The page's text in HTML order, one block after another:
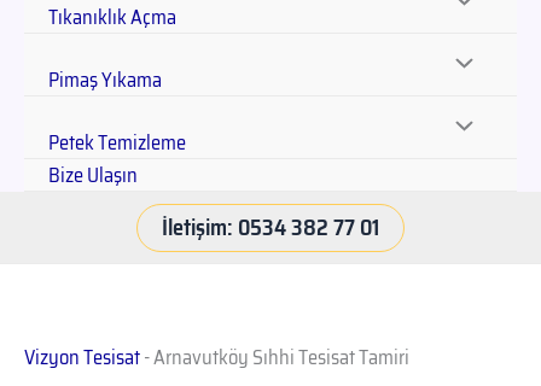
Tıkanıklık Açma
Pimaş Yıkama
Petek Temizleme
Bize Ulaşın
İletişim: 0534 382 77 01
Vizyon Tesisat-Arnavutköy Sıhhi Tesisat Tamiri